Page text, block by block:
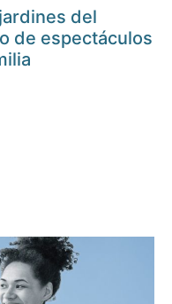
del
de espectáculos